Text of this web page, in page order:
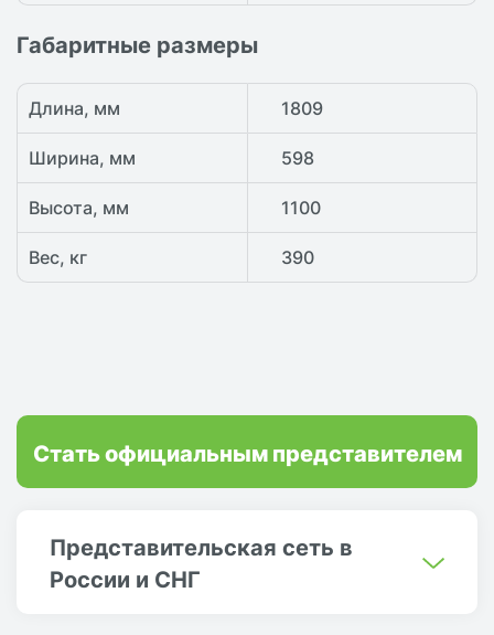
Габаритные размеры
Длина, мм 1809
Ширина, мм 598
Высота, мм 1100
Вес, кг 390
Представительская сеть в
России и СНГ
Стать официальным представителем